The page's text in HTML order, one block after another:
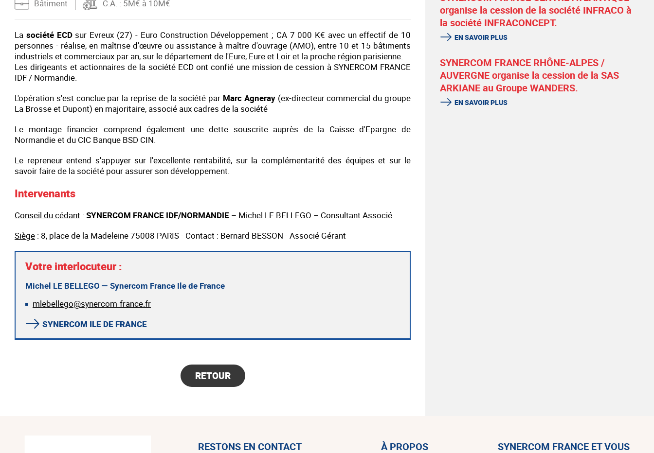
Bâtiment C.A. : 5M€ à 10M€
La société ECDsur Evreux (27) - Euro Construction Développement ; CA 7 000 K€ avec un effectif de 10
personnes - réalise, en maîtrise d'œuvre ou assistance à maître d'ouvrage (AMO), entre 10 et 15 bâtiments
industriels et commerciaux par an, sur le département de l'Eure, Eure et Loir et la proche région parisienne.
Les dirigeants et actionnaires de la société ECDont confié une mission de cession à SYNERCOM FRANCE
IDF / Normandie.
L'opération s'est conclue par la reprise de la société par Marc Agneray (ex-directeur commercial du groupe
La Brosse et Dupont) en majoritaire, associé aux cadres de la société
Le montage financier comprend également une dette souscrite auprès de la Caisse d'Epargne de
Normandie et du CIC Banque BSD CIN.
Le repreneur entend s'appuyer sur l'excellente rentabilité, sur la complémentarité des équipes et sur le
savoir faire de la société pour assurer son développement.
Intervenants
Conseil du cédant : SYNERCOM FRANCE IDF/NORMANDIE – Michel LE BELLEGO – Consultant Associé
Siège : 8, place de la Madeleine 75008 PARIS - Contact : Bernard BESSON - Associé Gérant
Votre interlocuteur :
Michel LE BELLEGO — Synercom France Ile de France
mlebellego@synercom-france.fr
SYNERCOM ILE DE FRANCE
RETOUR
organise la cession de la société INFRACO à
la société INFRACONCEPT.
EN SAVOIR PLUS
SYNERCOM FRANCE RHÔNE-ALPES /
AUVERGNE organise la cession de la SAS
ARKIANE au Groupe WANDERS.
EN SAVOIR PLUS
RESTONS EN CONTACT À PROPOS SYNERCOM FRANCE ET VOUS